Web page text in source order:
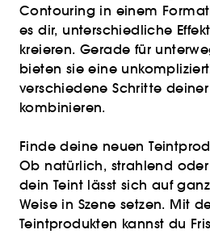
Contouring in einem
es dir, unterschiedliche
kreieren. Gerade für
bieten sie eine
verschiedene Schritte
kombinieren.
Finde deine neuen
Ob natürlich, strahlend oder
dein Teint lässt sich auf
Weise in Szene setzen. Mit
Teintprodukten kannst du